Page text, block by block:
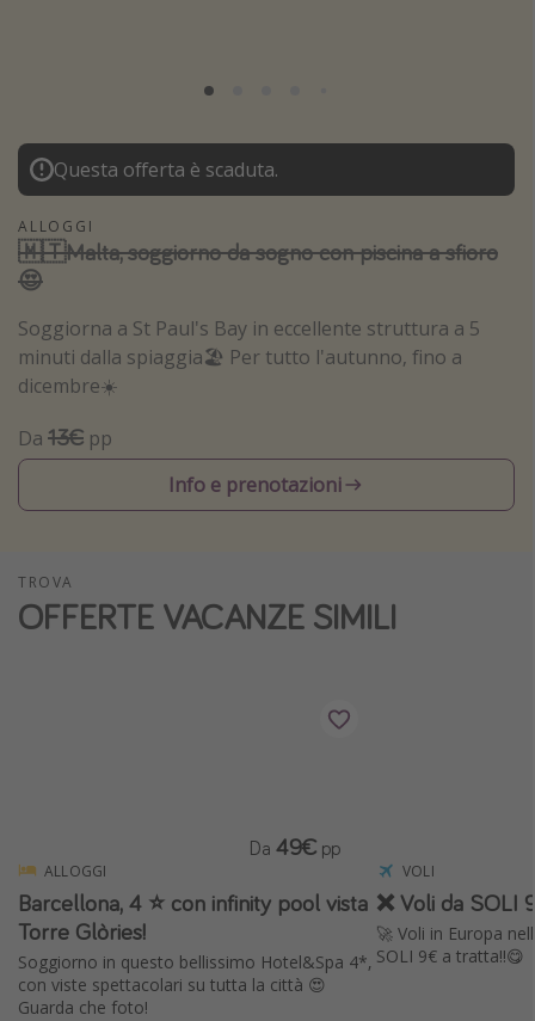
Tunisia
Malta
Canarie
Capo Verde
Tipo di vacanza
Vacanze last minute
Vacanze estate 2026
Vacanze di Pasqua 2026
Vacanze al mare
Città più visitate
Questa offerta è scaduta.
ALLOGGI
🇲🇹Malta, soggiorno da sogno con piscina a sfioro
😍
Soggiorna a St Paul's Bay in eccellente struttura a 5
minuti dalla spiaggia🏖️ Per tutto l'autunno, fino a
dicembre☀️
Da 13€ pp
Info e prenotazioni
TROVA
OFFERTE VACANZE SIMILI
ALLOGGI
Barcellona, 4 ⭐️ con infinity pool vista
Torre Glòries!
Soggiorno in questo bellissimo Hotel&Spa 4*,
con viste spettacolari su tutta la città 😍
Guarda che foto!
Da 49€ pp
VOLI
❌ Voli da SOLI
🚀 Voli in Europa
SOLI 9€ a tratta!!😋